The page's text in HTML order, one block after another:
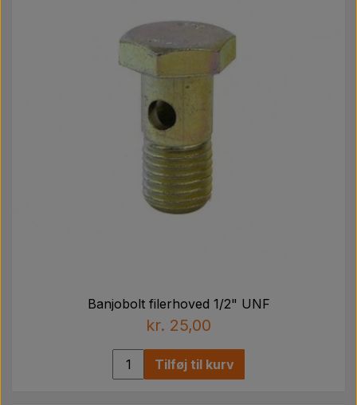
Banjobolt filerhoved 1/2" UNF
kr. 25,00
Tilføj til kurv